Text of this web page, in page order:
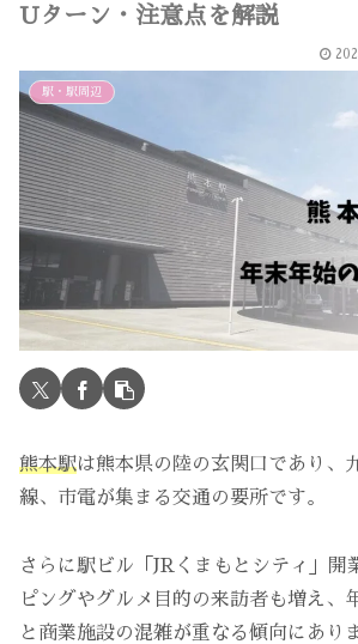
Uターン・注意点を解説
駅・駅周辺
熊本駅は熊本県の陸の玄関口であり、
線、市電が集まる交通の要所です。
さらに駅ビル「JRくまもとシティ」開
ピングやグルメ目的の来訪者も増え、
と商業施設の混雑が重なる傾向にあり